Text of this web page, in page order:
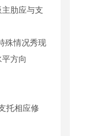
肋应与支
殊情况秀现
方向
托相应修